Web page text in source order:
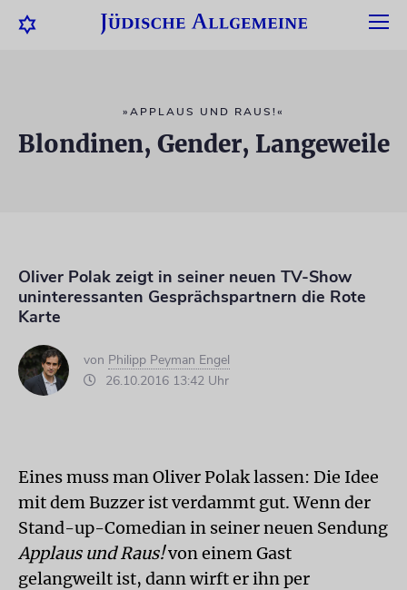
»APPLAUS UND RAUS!«
Blondinen, Gender, Langeweile
Oliver Polak zeigt in seiner neuen TV-Show
uninteressanten Gesprächspartnern die Rote
Karte
von Philipp Peyman Engel
26.10.2016 13:42 Uhr
Eines muss man Oliver Polak lassen: Die Idee
mit dem Buzzer ist verdammt gut. Wenn der
Stand-up-Comedian in seiner neuen Sendung
Applaus und Raus!von einem Gast
gelangweilt ist, dann wirft er ihn per